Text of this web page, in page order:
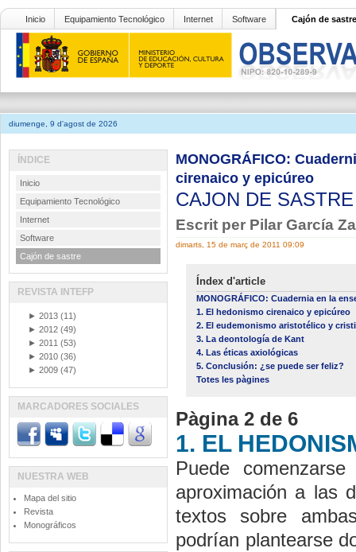
Inicio Equipamiento Tecnológico Internet Software Cajón de sastre
diumenge, 9 d'agost de 2026
MONOGRÁFICO:
cirenaico y epicúreo
CAJON DE
Escrit per Pilar García
dimarts, 15 de març de 2011 09:09
Índex d'article
MONOGRÁFICO: Cuadernia en la
1. El hedonismo cirenaico y epicúreo
2. El eudemonismo aristotélico y
3. La deontología de Kant
4. Las éticas axiológicas
5. Conclusión: ¿se puede ser feliz?
Totes les pàgines
Pàgina 2 de 6
1. EL
Puede
aproximación a las
textos sobre
podrían plantearse
ÍNDICE
Inicio
Equipamiento Tecnológico
Internet
Software
Cajón de sastre
REVISTA INTEFP
► 2013 (11)
► 2012 (49)
► 2011 (53)
► 2010 (36)
► 2009 (47)
MARCADORES SOCIALES
NUESTRA WEB
Mapa del sitio
Revista
Monográficos